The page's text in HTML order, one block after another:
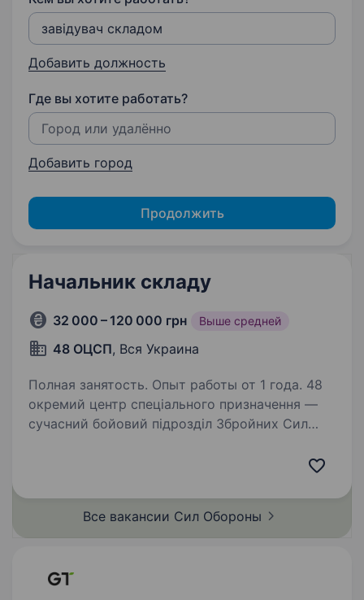
Добавить должность
Где вы хотите работать?
Добавить город
Продолжить
Начальник складу
32 000 – 120 000 грн Выше средней
48 ОЦСП, Вся Украина
Полная занятость. Опыт работы от 1 года. 48
окремий центр спеціального призначення —
сучасний бойовий підрозділ Збройних Сил
місто…
Все вакансии Сил Обороны